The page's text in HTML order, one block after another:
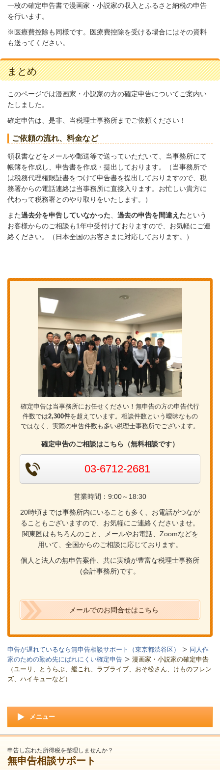
一枚の確定申告書で漫画家・小説家の収入とふるさと納税の申告
を行います。
※医療費控除も同様です。医療費控除を受ける場合にはその資料
も送ってください。
まとめ
このページでは漫画家・小説家の方の確定申告についてご案内い
たしました。
確定申告は、是非、当税理士事務所までご依頼ください！
ご依頼の流れ、料金など
領収書などをメールや郵送等で送っていただいて、当事務所にて
帳簿を作成し、申告書を作成・提出しております。（当事務所で
は税務代理権限証書をつけて申告書を提出しておりますので、税
務署からの電話連絡は当事務所に直接入ります。お忙しい貴方に
代わって税務署とのやり取りをいたします。）
また過去分を申告していなかった 過去の申告を間違えたという
お客様からのご相談も1年中受付けておりますので、お気軽にご連
絡ください。（日本全国のお客さまに対応しております。）
確定申告は当事務所にお任せください！無申告の方の申告代行
件数では2,300件を超えています。相談件数という曖昧なもの
ではなく、実際の申告件数も多い税理士事務所でございます。
確定申告のご相談はこちら（無料相談です）
03-6712-2681
営業時間：9:00～18:30
20時頃までは事務所内にいることも多く、お電話がつなが
ることもございますので、お気軽にご連絡くださいませ。
関東圏はもちろんのこと、メールやお電話、Zoomなどを
用いて、全国からのご相談に応じております。
個人と法人の無申告案件、共に実績が豊富な税理士事務所
(会計事務所)です。
メールでのお問合せはこちら
申告が遅れているなら無申告相談サポート（東京都渋谷区）
同人作
家のための勤め先にばれにくい確定申告
漫画家・小説家の確定申告
（ユーリ、とうらぶ、艦これ、ラブライブ、おそ松さん、けものフレン
ズ、ハイキューなど）
メニュー
申告し忘れた所得税を整理しませんか？
無申告相談サポート